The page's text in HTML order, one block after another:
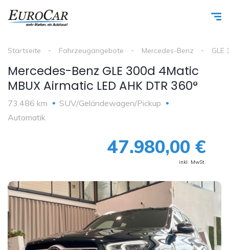
Startseite Fahrzeugangebote Mercedes-Benz GLE
Mercedes-Benz GLE 300d 4Matic
MBUX Airmatic LED AHK DTR 360°
73.486 km
SUV/Geländewagen/Pickup
Automatik
47.980,00 €
inkl. MwSt.